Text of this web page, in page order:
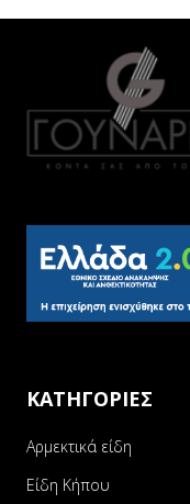
ΚΑΤΗΓΟΡΙΕΣ
Αρμεκτικά είδη
Είδη Κήπου